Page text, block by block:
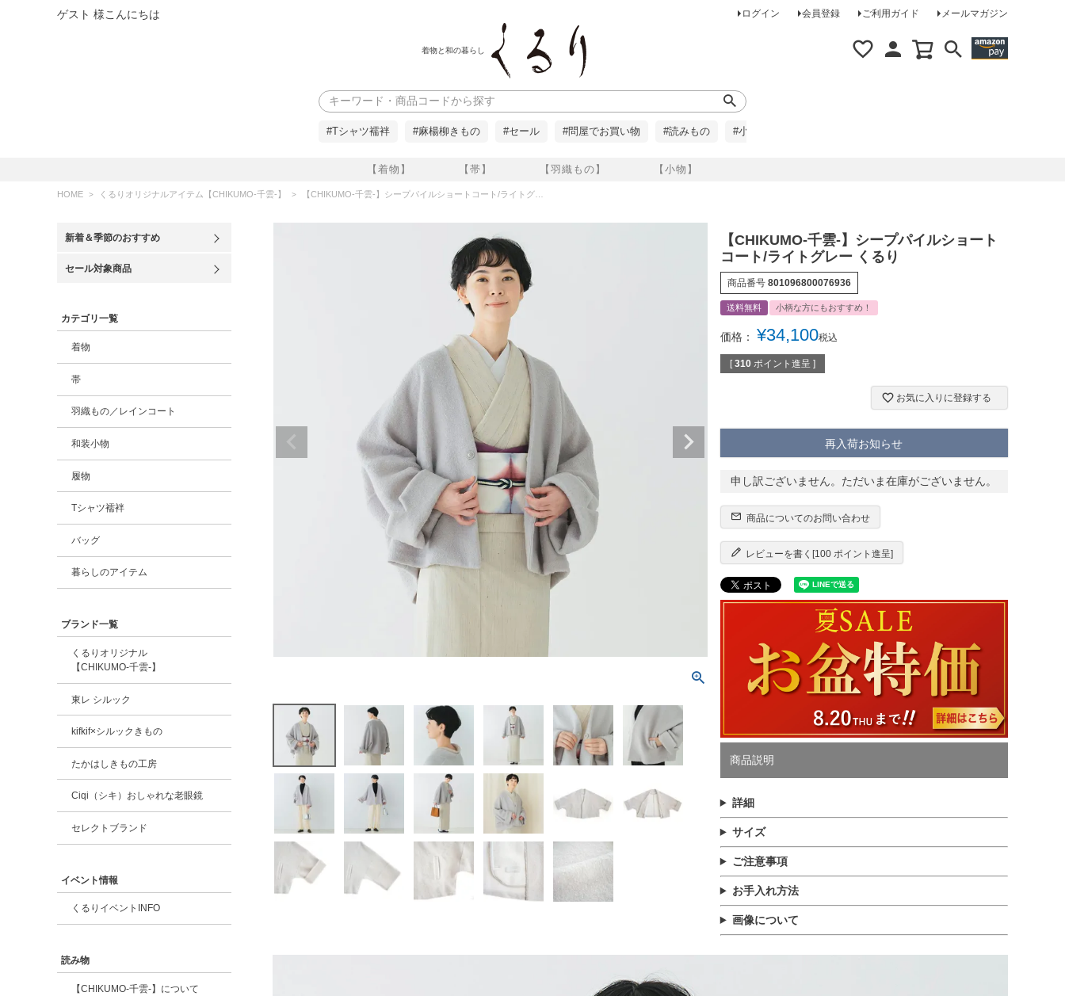
ゲスト 様こんにちは ログイン 会員登録 ご利用ガイド メールマガジン
着物と和の暮らし
【着物】 【帯】 【羽織もの】 【小物】
検索
#Tシャツ襦袢 #麻楊柳きもの #セール #問屋でお買い物 #読みもの #小柄な方に
HOME くるりオリジナルアイテム【CHIKUMO-千雲-】 【CHIKUMO-千雲-】シープパイルショートコート/ライトグレー くるり
新着＆季節のおすすめ
セール対象商品
カテゴリ一覧
着物
帯
羽織もの／レインコート
和装小物
履物
Tシャツ襦袢
バッグ
暮らしのアイテム
ブランド一覧
くるりオリジナル
【CHIKUMO-千雲-】
東レ シルック
kifkif×シルックきもの
たかはしきもの工房
Ciqi（シキ）おしゃれな老眼鏡
セレクトブランド
イベント情報
くるりイベントINFO
読み物
【CHIKUMO-千雲-】について
【CHIKUMO-千雲-】シープパイルショート
コート/ライトグレー くるり
商品番号 801096800076936
送料無料 小柄な方にもおすすめ！
価格： ¥34,100税込
[ 310 ポイント進呈 ]
お気に入りに登録する
再入荷お知らせ
申し訳ございません。ただいま在庫がございません。
商品についてのお問い合わせ
レビューを書く[100 ポイント進呈]
商品説明
詳細
サイズ
ご注意事項
お手入れ方法
画像について